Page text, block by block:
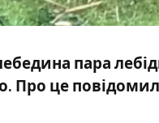
пара
Про це